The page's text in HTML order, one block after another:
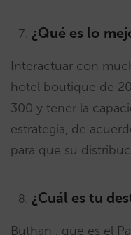
¿Qué es lo
Interactuar con
hotel boutique de
300 y tener la
estrategia, de
para que su
¿Cuál es tu
Buthan , que es el